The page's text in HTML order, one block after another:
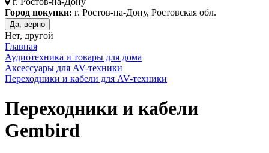
Город покупки: г. Ростов-на-Дону, Ростовская обл.
Да, верно
Нет, другой
Главная
Аудиотехника и товары для дома
Аксессуары для AV-техники
Переходники и кабели для AV-техники
Переходники и кабели
Gembird